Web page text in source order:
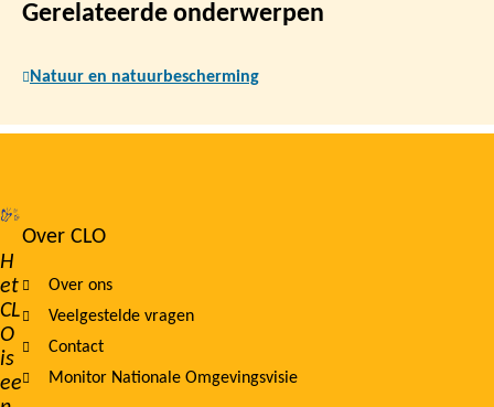
Gerelateerde onderwerpen
Natuur en natuurbescherming
H
et
CL
O
is
ee
Footer
navigation
Over CLO
Over ons
Veelgestelde vragen
Contact
Monitor Nationale Omgevingsvisie